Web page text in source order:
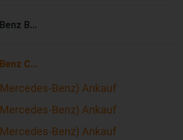
B...
C...
Benz) Ankauf
Benz) Ankauf
Benz) Ankauf